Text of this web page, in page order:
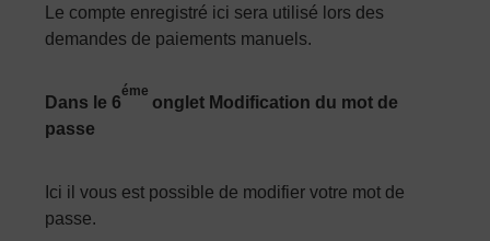
Le compte enregistré ici sera utilisé lors des
demandes de paiements manuels.
Dans le 6
éme
onglet Modification du mot de
passe
Ici il vous est possible de modifier votre mot de
passe.